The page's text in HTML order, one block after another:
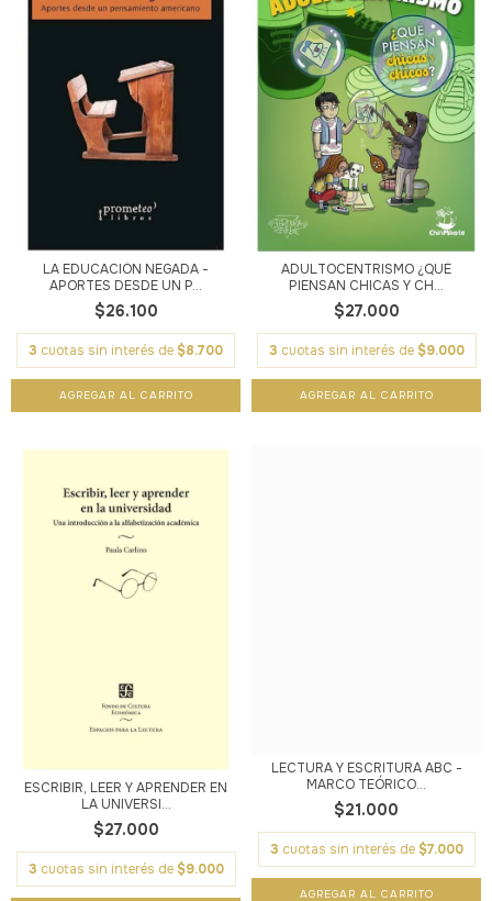
LA EDUCACIÓN NEGADA -
APORTES DESDE UN P...
$26.100
3 cuotas sin interés de $8.700
ADULTOCENTRISMO ¿QUÉ
PIENSAN CHICAS Y CH...
$27.000
3 cuotas sin interés de $9.000
ESCRIBIR, LEER Y APRENDER EN
LA UNIVERSI...
$27.000
3 cuotas sin interés de $9.000
LECTURA Y ESCRITURA ABC -
MARCO TEÓRICO...
$21.000
3 cuotas sin interés de $7.000